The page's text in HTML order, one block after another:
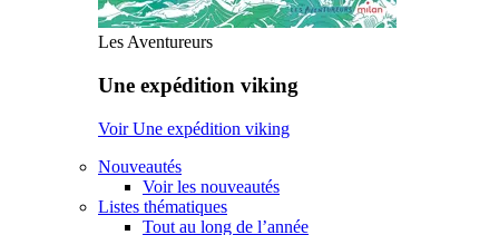
Les Aventureurs
Une expédition viking
Voir Une expédition viking
Nouveautés
Voir les nouveautés
Listes thématiques
Tout au long de l’année